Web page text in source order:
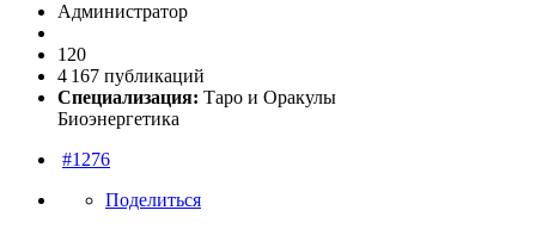
Администратор
120
4 167 публикаций
Специализация: Таро и Оракулы
Биоэнергетика
#1276
Поделиться